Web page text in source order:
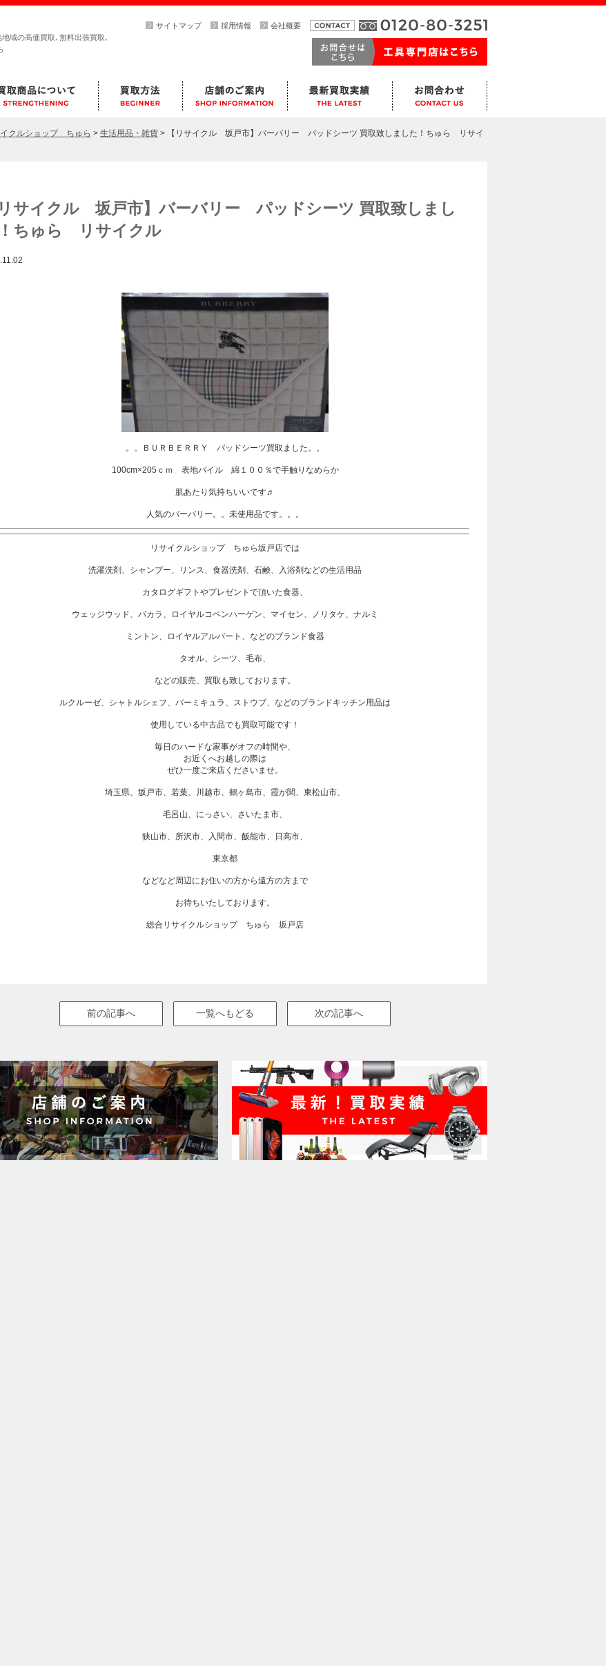
域の高価買取､無料出張買取､
サイトマップ 採用情報 会社概要
クルショップ ちゅら > 生活用品・雑貨 >
【リサイクル 坂戸市】バーバリー パッドシーツ 買取致しました！ちゅら リサイ
リサイクル 坂戸市】バーバリー パッドシーツ 買取致しまし
ちゅら リサイクル
。。ＢＵＲＢＥＲＲＹ パッドシーツ買取ました。。
100cm×205ｃｍ 表地パイル 綿１００％で手触りなめらか
肌あたり気持ちいいです♬
人気のバーバリー。。未使用品です。。。
リサイクルショップ ちゅら坂戸店では
洗濯洗剤、シャンプー、リンス、食器洗剤、石鹸、入浴剤などの生活用品
カタログギフトやプレゼントで頂いた食器、
ウェッジウッド、バカラ、ロイヤルコペンハーゲン、マイセン、ノリタケ、ナルミ
ミントン、ロイヤルアルバート、などのブランド食器
タオル、シーツ、毛布、
などの販売、買取も致しております。
ルクルーゼ、シャトルシェフ、バーミキュラ、ストウブ、などのブランドキッチン用品は
使用している中古品でも買取可能です！
毎日のハードな家事がオフの時間や、
お近くへお越しの際は
ぜひ一度ご来店くださいませ。
埼玉県、坂戸市、若葉、川越市、鶴ヶ島市、霞が関、東松山市、
毛呂山、にっさい、さいたま市、
狭山市、所沢市、入間市、飯能市、日高市、
東京都
などなど周辺にお住いの方から遠方の方まで
お待ちいたしております。
総合リサイクルショップ ちゅら 坂戸店
前の記事へ 次の記事へ
一覧へもどる